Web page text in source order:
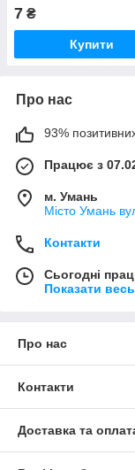
7 ₴
Купити
Про нас
93% позитивних
Працює з
м. Умань
Місто Умань
Контакти
Сьогодні
Показати
Про нас
Контакти
Доставка та